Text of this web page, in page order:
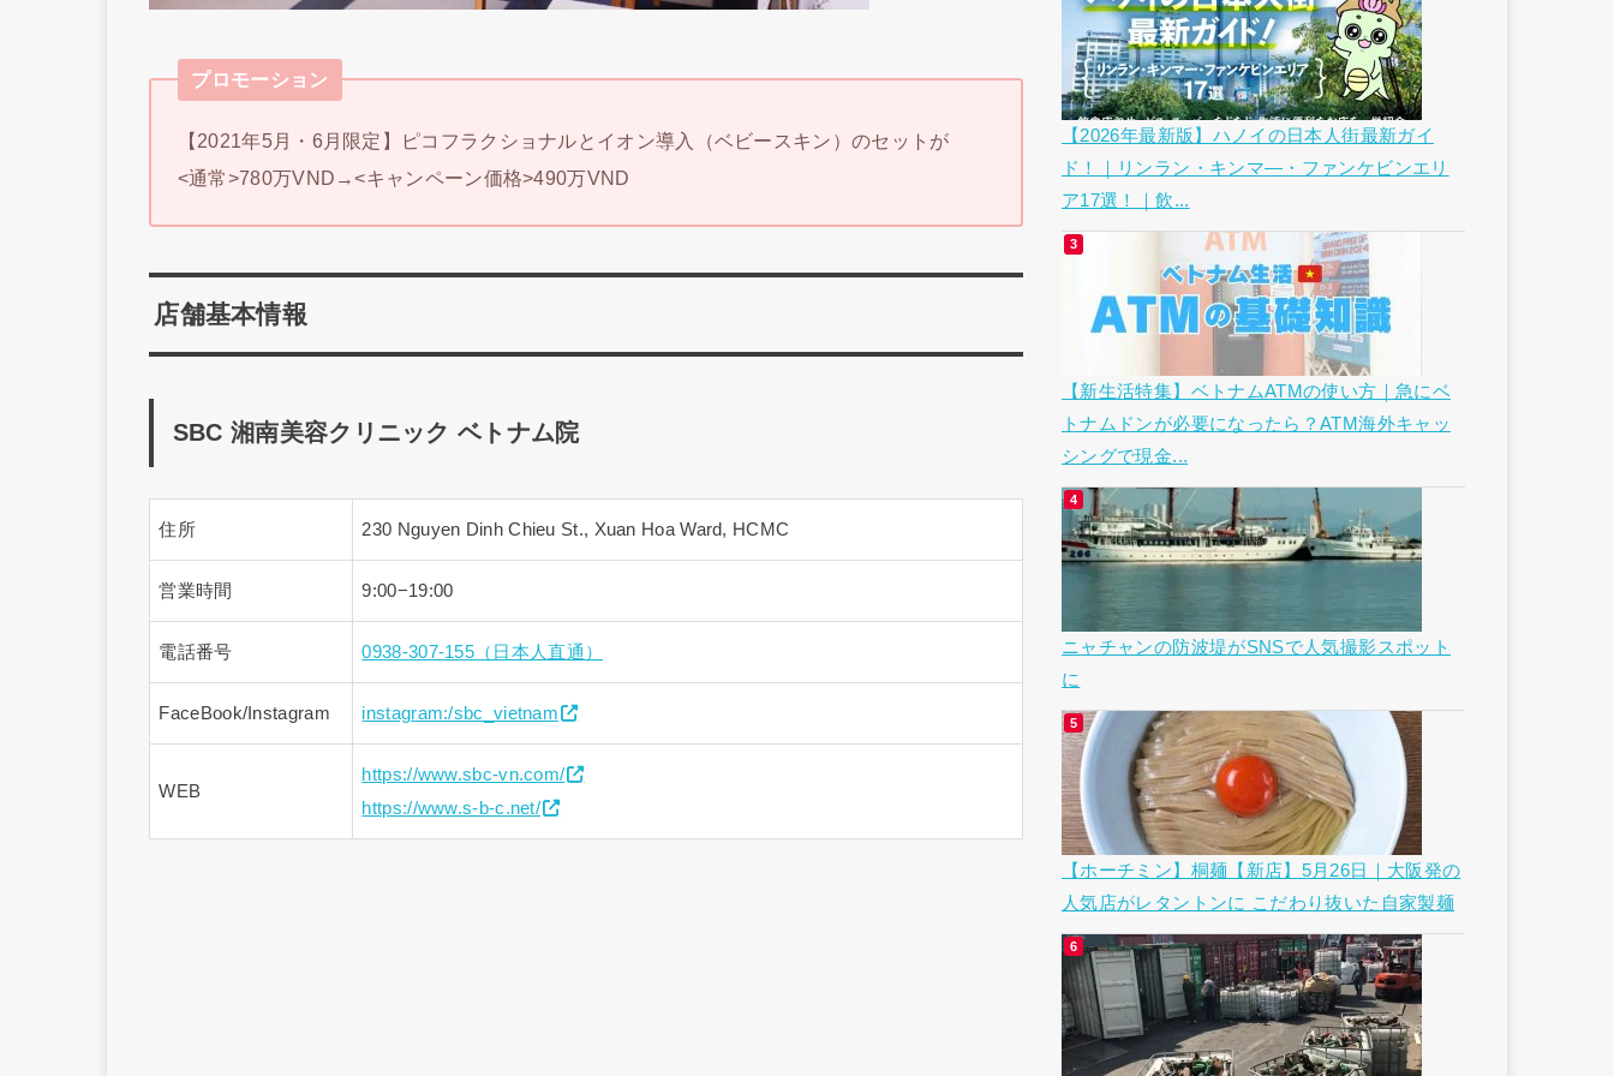
プロモーション
【2021年5月・6月限定】ピコフラクショナルとイオン導入（ベビースキン）のセットが
<通常>780万VND→<キャンペーン価格>490万VND
店舗基本情報
SBC 湘南美容クリニック ベトナム院
住所 230 Nguyen Dinh Chieu St., Xuan Hoa Ward, HCMC
営業時間 9:00−19:00
電話番号 0938-307-155（日本人直通）
FaceBook/Instagram instagram:/sbc_vietnam
WEB
https://www.sbc-vn.com/
https://www.s-b-c.net/
【2026年最新版】ハノイの日本人街最新ガイ
ド！｜リンラン・キンマ―・ファンケビンエリ
ア17選！｜飲...
【新生活特集】ベトナムATMの使い方｜急にベ
トナムドンが必要になったら？ATM海外キャッ
シングで現金...
ニャチャンの防波堤がSNSで人気撮影スポット
に
【ホーチミン】桐麺【新店】5月26日｜大阪発の
人気店がレタントンに こだわり抜いた自家製麺